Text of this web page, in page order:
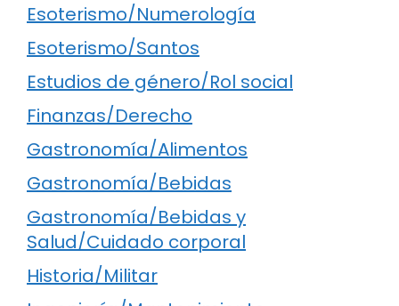
Esoterismo/Numerología
Esoterismo/Santos
Estudios de género/Rol social
Finanzas/Derecho
Gastronomía/Alimentos
Gastronomía/Bebidas
Gastronomía/Bebidas y
Salud/Cuidado corporal
Historia/Militar